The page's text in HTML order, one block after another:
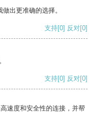
出更准确的选择。
支持[0] 反对[0]
支持[0] 反对[0]
速度和安全性的连接，并帮